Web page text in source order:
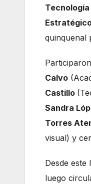
Tecnología
quinquenal
Calvo
Castillo
Sandra
Torres
visual) y
Desde
luego